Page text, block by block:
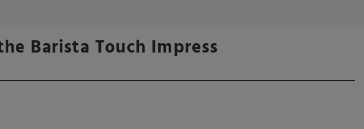
Barista Touch Impress